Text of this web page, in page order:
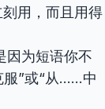
用，而且用得
因为短语你不
服”或“从……中